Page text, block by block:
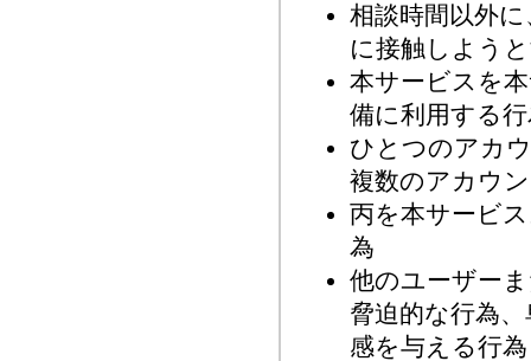
相談時間以外
に接触しよう
本サービスを
備に利用する
ひとつのアカ
複数のアカウ
丙を本サービ
為
他のユーザー
脅迫的な行為
感を与える行為